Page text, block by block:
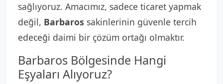
sağlıyoruz. Amacımız, sadece ticaret yapmak
değil, Barbaros sakinlerinin güvenle tercih
edeceği daimi bir çözüm ortağı olmaktır.
Barbaros Bölgesinde Hangi
Eşyaları Alıyoruz?